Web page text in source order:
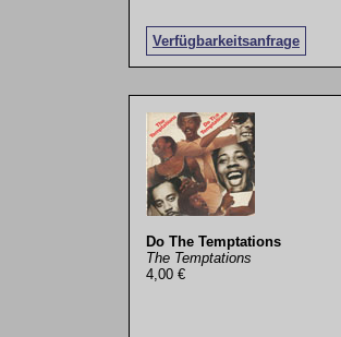
Verfügbarkeitsanfrage
Do The Temptations
The Temptations
4,00 €